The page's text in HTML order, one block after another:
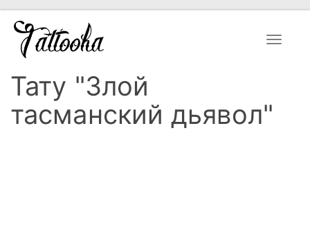
Toggle
Тату "Злой
тасманский дьявол"